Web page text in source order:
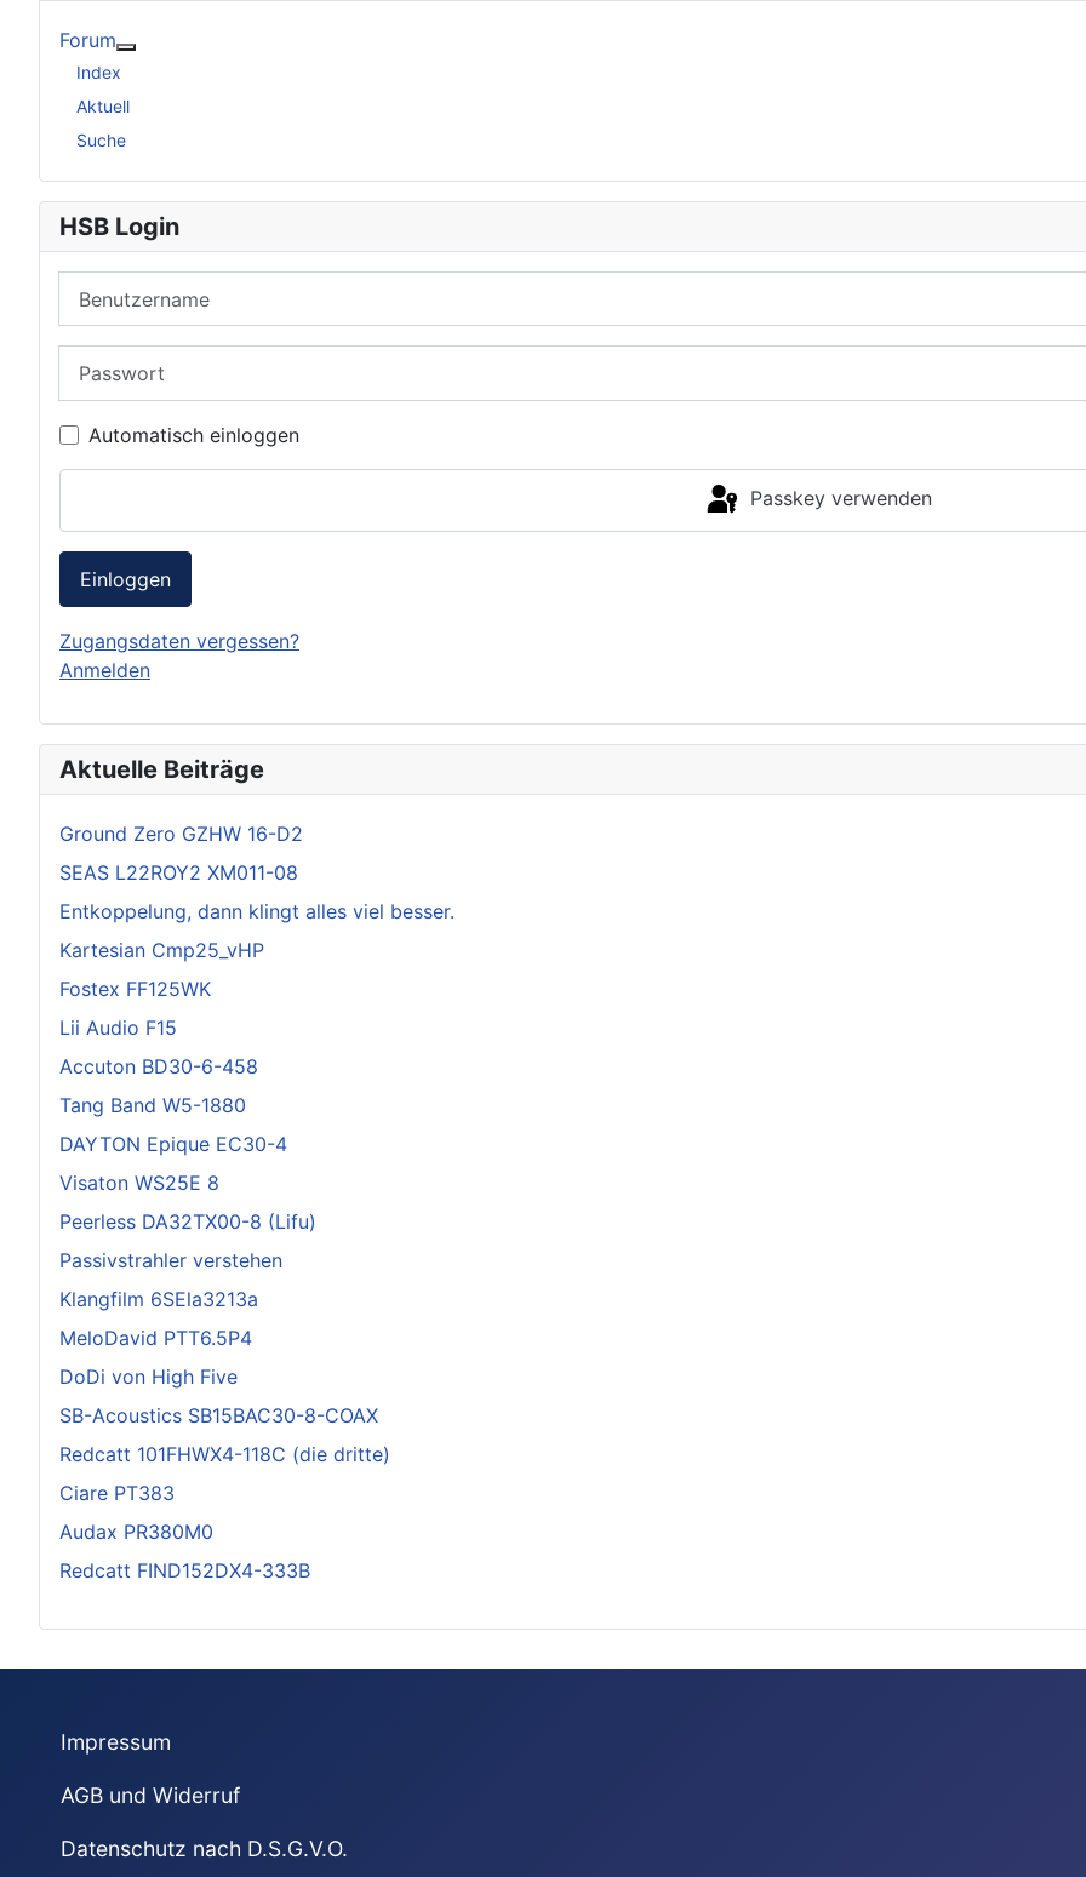
Forum
Index
Aktuell
Suche
HSB Login
Automatisch einloggen
Passkey verwenden
Einloggen
Zugangsdaten vergessen?
Anmelden
Aktuelle Beiträge
Ground Zero GZHW 16-D2
SEAS L22ROY2 XM011-08
Entkoppelung, dann klingt alles viel besser.
Kartesian Cmp25_vHP
Fostex FF125WK
Lii Audio F15
Accuton BD30-6-458
Tang Band W5-1880
DAYTON Epique EC30-4
Visaton WS25E 8
Peerless DA32TX00-8 (Lifu)
Passivstrahler verstehen
Klangfilm 6SEla3213a
MeloDavid PTT6.5P4
DoDi von High Five
SB-Acoustics SB15BAC30-8-COAX
Redcatt 101FHWX4-118C (die dritte)
Ciare PT383
Audax PR380M0
Redcatt FIND152DX4-333B
Impressum
AGB und Widerruf
Datenschutz nach D.S.G.V.O.